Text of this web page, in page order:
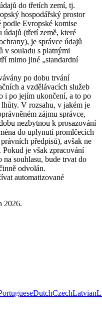
do třetích zemí, tj.
hospodářský prostor
podle Evropské komise
údajů (třetí země, které
je správce údajů
v souladu s platnými
mimo jiné „standardní
po dobu trvání
a vzdělávacích služeb
i po jejím ukončení, a to po
V rozsahu, v jakém je
zájmu správce,
nezbytnou k prosazování
do uplynutí promlčecích
předpisů), avšak ne
Pokud je však zpracování
na souhlasu, bude trvat do
odvolán.
automatizované
2026.
DutchCzechLatvian